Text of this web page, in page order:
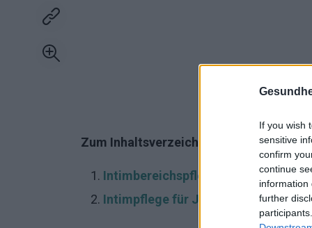
If you wish
sensitive
confirm
continue
information
further
Zum Inhaltsverzeichnis:
Intimbereichspflege für Mädchen
Intimpflege für Jungen